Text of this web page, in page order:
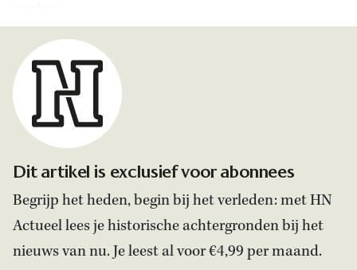
Dit artikel is exclusief voor abonnees
Begrijp het heden, begin bij het verleden: met HN
Actueel lees je historische achtergronden bij het
nieuws van nu. Je leest al voor €4,99 per maand.